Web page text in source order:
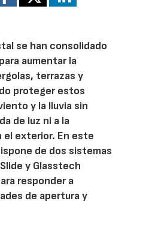
se han consolidado
aumentar la
terrazas y
proteger estos
y la lluvia sin
de luz ni a la
el exterior. En este
de dos sistemas
y Glasstech
responder a
de apertura y